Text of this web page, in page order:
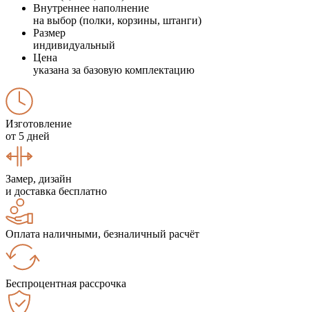
Внутреннее наполнение
на выбор (полки, корзины, штанги)
Размер
индивидуальный
Цена
указана за базовую комплектацию
Изготовление
от 5 дней
Замер, дизайн
и доставка бесплатно
Оплата наличными, безналичный расчёт
Беспроцентная рассрочка